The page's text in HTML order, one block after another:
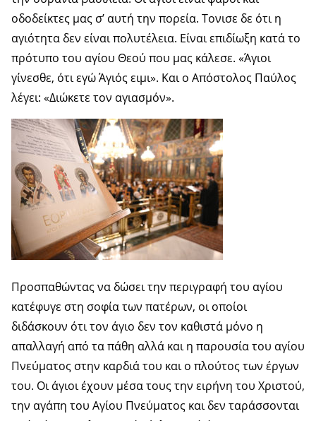
οδοδείκτες μας σ’ αυτή την πορεία. Τονισε δε ότι η
αγιότητα δεν είναι πολυτέλεια. Είναι επιδίωξη κατά το
πρότυπο του αγίου Θεού που μας κάλεσε. «Άγιοι
γίνεσθε, ότι εγώ Άγιός ειμι». Και ο Απόστολος Παύλος
λέγει: «Διώκετε τον αγιασμόν».
Προσπαθώντας να δώσει την περιγραφή του αγίου
κατέφυγε στη σοφία των πατέρων, οι οποίοι
διδάσκουν ότι τον άγιο δεν τον καθιστά μόνο η
απαλλαγή από τα πάθη αλλά και η παρουσία του αγίου
Πνεύματος στην καρδιά του και ο πλούτος των έργων
του. Οι άγιοι έχουν μέσα τους την ειρήνη του Χριστού,
την αγάπη του Αγίου Πνεύματος και δεν ταράσσονται